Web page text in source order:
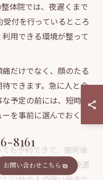
体院では、夜遅くまで
付を行っているところ
用できる環境が整って
だけでなく、顔のたる
できます。急に人と会
予定の前には、短時間
を事前に選んでおくと
も予約できて、施術後
さが取れて翌日も快適
8161
お問い合わせこちら